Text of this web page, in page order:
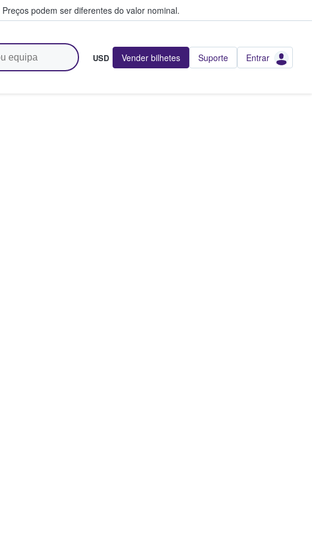
Preços podem ser diferentes do valor nominal.
USD Vender bilhetes Suporte Entrar